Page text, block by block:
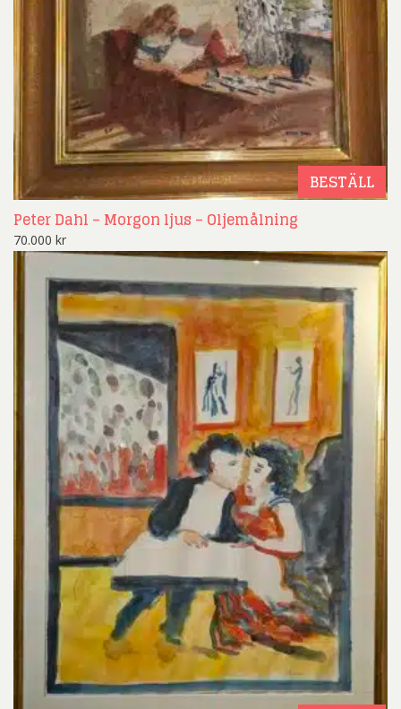
BESTÄLL
Peter Dahl – Morgon ljus – Oljemålning
70.000 kr